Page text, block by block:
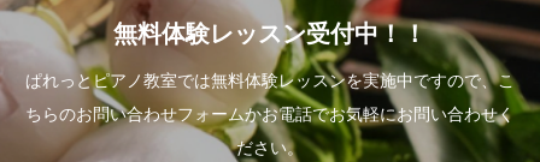
無料体験レッスン受付中！！
ぱれっとピアノ教室では無料体験レッスンを実施中ですので、こ
ちらのお問い合わせフォームかお電話でお気軽にお問い合わせく
ださい。